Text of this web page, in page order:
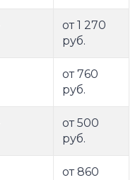
от 1 270
руб.
от 760
руб.
от 500
руб.
от 860